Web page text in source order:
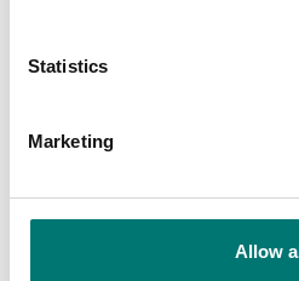
Statistics
Marketing
Allow
och vågindikator 50
cm.
1 449 kr